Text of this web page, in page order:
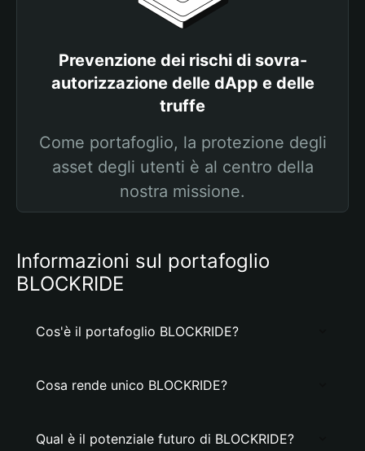
Prevenzione dei rischi di sovra-
autorizzazione delle dApp e delle
truffe
Come portafoglio, la protezione degli
asset degli utenti è al centro della
nostra missione.
Informazioni sul portafoglio
BLOCKRIDE
Cos'è il portafoglio BLOCKRIDE?
Cosa rende unico BLOCKRIDE?
Qual è il potenziale futuro di BLOCKRIDE?